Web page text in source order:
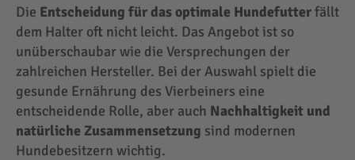
Die Entscheidung für das optimale Hundefutterfällt
dem Halter oft nicht leicht. Das Angebot ist so
unüberschaubar wie die Versprechungen der
zahlreichen Hersteller. Bei der Auswahl spielt die
gesunde Ernährung des Vierbeiners eine
entscheidende Rolle, aber auch Nachhaltigkeit und
natürliche Zusammensetzung sind modernen
Hundebesitzern wichtig.